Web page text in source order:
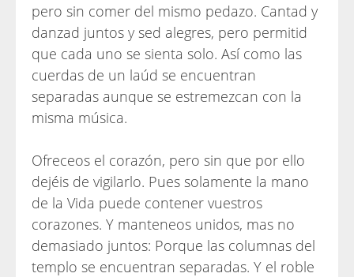
pero sin comer del mismo pedazo. Cantad y
danzad juntos y sed alegres, pero permitid
que cada uno se sienta solo. Así como las
cuerdas de un laúd se encuentran
separadas aunque se estremezcan con la
misma música.
Ofreceos el corazón, pero sin que por ello
dejéis de vigilarlo. Pues solamente la mano
de la Vida puede contener vuestros
corazones. Y manteneos unidos, mas no
demasiado juntos: Porque las columnas del
templo se encuentran separadas. Y el roble